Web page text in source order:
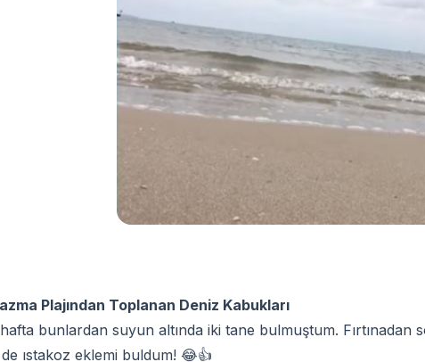
Plajından Toplanan Deniz Kabukları
bunlardan suyun altında iki tane bulmuştum. Fırtınadan
ıstakoz eklemi buldum! 😂👍